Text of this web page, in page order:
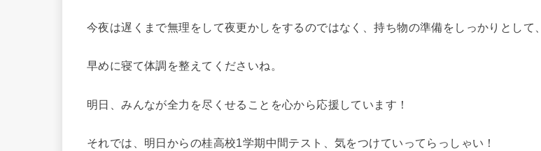
今夜は遅くまで無理をして夜更かしをするのではなく、持ち物の準備をしっかりとして、
早めに寝て体調を整えてくださいね。
明日、みんなが全力を尽くせることを心から応援しています！
それでは、明日からの桂高校1学期中間テスト、気をつけていってらっしゃい！